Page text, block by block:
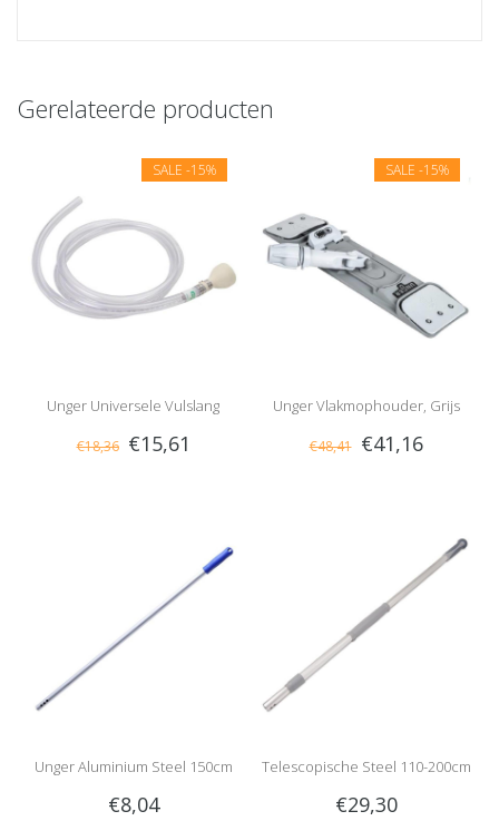
Gerelateerde producten
SALE -15%
Unger Universele Vulslang
180cm
€18,36 €15,61
SALE -15%
Unger Vlakmophouder, Grijs
€48,41 €41,16
Unger Aluminium Steel 150cm
€8,04
Telescopische Steel 110-200cm
€29,30